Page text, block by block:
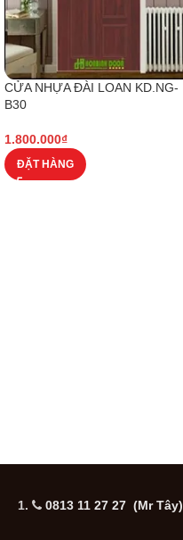
CỬA NHỰA ĐÀI LOAN KD.NG-
B30
1.800.000₫
ĐẶT HÀNG
1. 0813 11 27 27 (Mr Tây)